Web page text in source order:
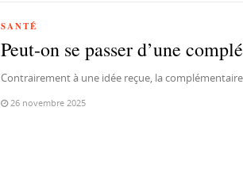
SANTÉ
Peut-on se passer d’une
Contrairement à une idée reçue, la
26 novembre 2025